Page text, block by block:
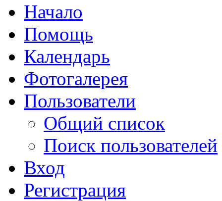
Начало
Помощь
Календарь
Фотогалерея
Пользователи
Общий список
Поиск пользователей
Вход
Регистрация